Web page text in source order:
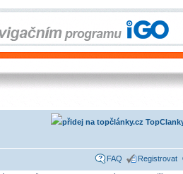
FAQ Registrovat